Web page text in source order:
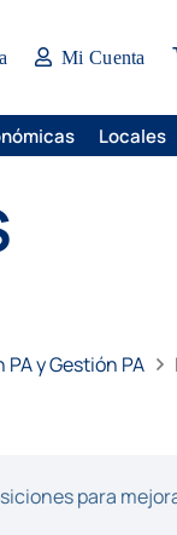
Mi Cuenta
Locales
y Gestión PA
para